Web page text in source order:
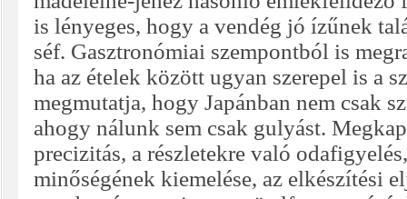
is lényeges, hogy a vendég jó ízűnek
séf. Gasztronómiai szempontból is
ha az ételek között ugyan szerepel is a
megmutatja, hogy Japánban nem csak
ahogy nálunk sem csak gulyást.
precizitás, a részletekre való
minőségének kiemelése, az elkészítési